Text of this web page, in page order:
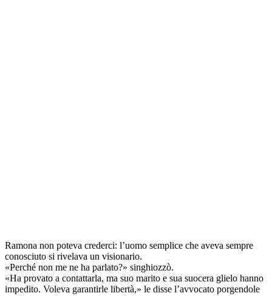
Ramona non poteva crederci: l’uomo semplice che aveva sempre
conosciuto si rivelava un visionario.
«Perché non me ne ha parlato?» singhiozzò.
«Ha provato a contattarla, ma suo marito e sua suocera glielo hanno
impedito. Voleva garantirle libertà,» le disse l’avvocato porgendole